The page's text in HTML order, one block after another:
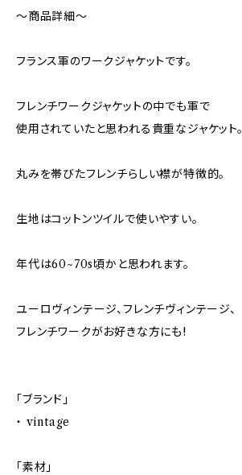
～商品詳細～
フランス軍のワークジャケットです。
フレンチワークジャケットの中でも軍で
使用されていたと思われる貴重なジャケット。
丸みを帯びたフレンチらしい襟が特徴的。
生地はコットンツイルで使いやすい。
年代は60~70s頃かと思われます。
ユーロヴィンテージ、フレンチヴィンテージ、
フレンチワークがお好きな方にも!
「ブランド」
・ vintage
「素材」